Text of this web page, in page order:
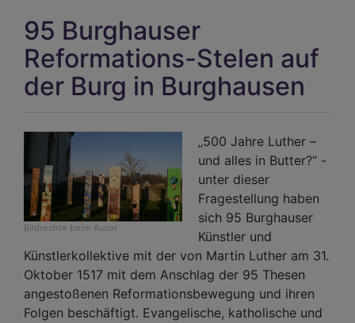
95 Burghauser
Reformations-Stelen auf
der Burg in Burghausen
Bildrechte beim Autor
„500 Jahre Luther –
und alles in Butter?“ -
unter dieser
Fragestellung haben
sich 95 Burghauser
Künstler und
Künstlerkollektive mit der von Martin Luther am 31.
Oktober 1517 mit dem Anschlag der 95 Thesen
angestoßenen Reformationsbewegung und ihren
Folgen beschäftigt. Evangelische, katholische und